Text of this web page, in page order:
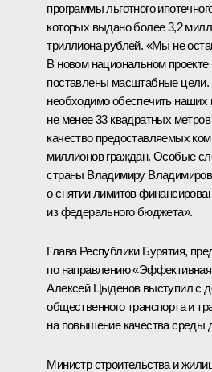
программы льготного
которых выдано более 3,2
триллиона рублей. «Мы не
В новом национальном
поставлены масштабные цели.
необходимо обеспечить
не менее 33 квадратных
качество предоставляемых
миллионов граждан. Особые
страны Владимиру
о снятии лимитов
из федерального бюджета».
Глава Республики Бурятия,
по направлению «Эффективная
Алексей Цыденоввыступил с
общественного транспорта и
на повышение качества среды
Министр строительства и